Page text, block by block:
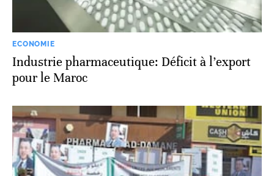
ECONOMIE
Industrie pharmaceutique: Déficit à l’export
pour le Maroc